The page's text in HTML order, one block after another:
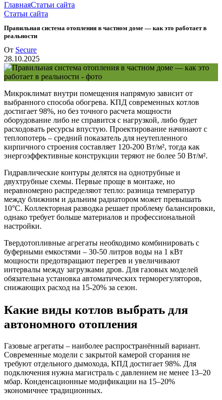
ГлавнаяСтатьи сайта
Статьи сайта
Правильная система отопления в частном доме — как это работает в
реальности
От Secure
28.10.2025
Микроклимат внутри помещения напрямую зависит от
выбранного способа обогрева. КПД современных котлов
достигает 98%, но без точного расчета мощности
оборудование либо не справится с нагрузкой, либо будет
расходовать ресурсы впустую. Проектирование начинают с
теплопотерь – средний показатель для неутепленного
кирпичного строения составляет 120-200 Вт/м², тогда как
энергоэффективные конструкции теряют не более 50 Вт/м².
Гидравлические контуры делятся на однотрубные и
двухтрубные схемы. Первые проще в монтаже, но
неравномерно распределяют тепло: разница температур
между ближним и дальним радиатором может превышать
10°C. Коллекторная разводка решает проблему балансировки,
однако требует больше материалов и профессиональной
настройки.
Твердотопливные агрегаты необходимо комбинировать с
буферными емкостями – 30-50 литров воды на 1 кВт
мощности предотвращают перегрев и увеличивают
интервалы между загрузками дров. Для газовых моделей
обязательна установка автоматических терморегуляторов,
снижающих расход на 15-20% за сезон.
Какие виды котлов выбрать для
автономного отопления
Газовые агрегаты – наиболее распространённый вариант.
Современные модели с закрытой камерой сгорания не
требуют отдельного дымохода, КПД достигает 98%. Для
подключения нужна магистраль с давлением не менее 13–20
мбар. Конденсационные модификации на 15–20%
экономичнее традиционных.